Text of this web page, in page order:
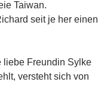
Taiwan.
seit je her einen
liebe Freundin Sylke
versteht sich von